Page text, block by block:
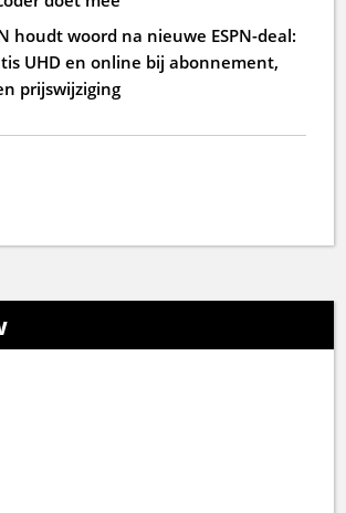
houdt woord na nieuwe ESPN-deal:
UHD en online bij abonnement,
prijswijziging